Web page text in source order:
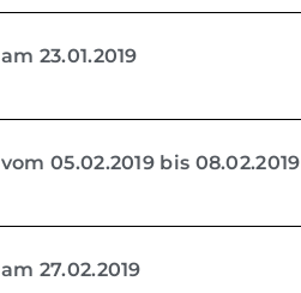
am 23.01.2019
vom 05.02.2019 bis 08.02.2019
am 27.02.2019